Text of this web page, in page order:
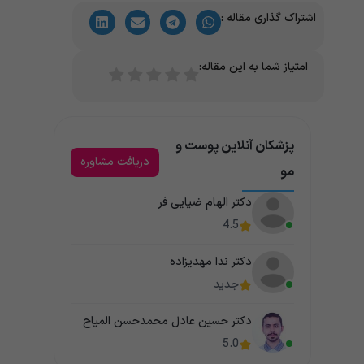
اشتراک گذاری مقاله :
امتیاز شما به این مقاله:
پزشکان آنلاین پوست و
مو
دریافت مشاوره
دکتر الهام ضیایی فر
4.5
دکتر ندا مهدیزاده
جدید
دکتر حسین عادل محمدحسن المیاح
5.0